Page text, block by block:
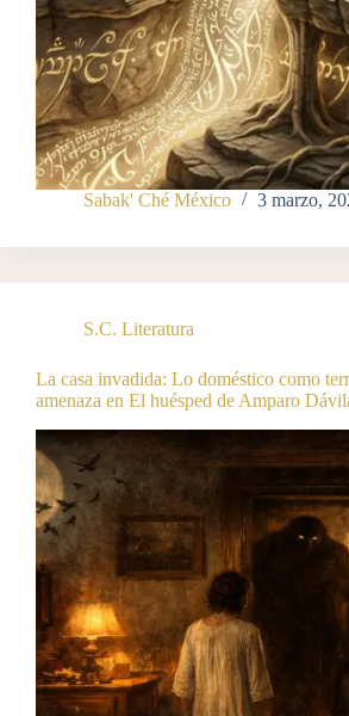
Sabak' Ché México 3 marzo,
S.C. Literatura
La casa invadida: Lo doméstico como
amenaza en El huésped de Amparo